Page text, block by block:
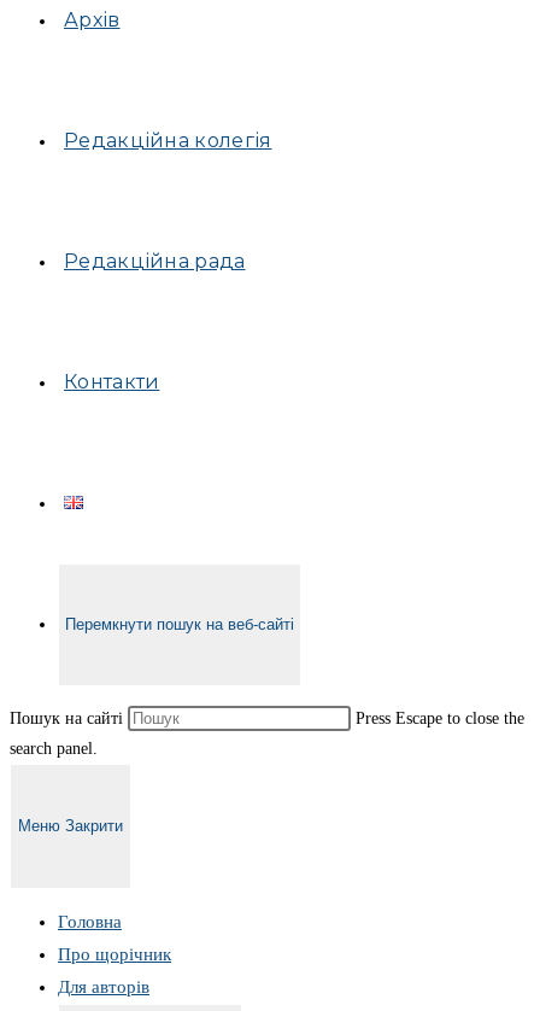
Архів
Редакційна колегія
Редакційна рада
Контакти
Перемкнути пошук на веб-сайті
Пошук на сайті
Press Escape to close the
search panel.
Меню Закрити
Головна
Про щорічник
Для авторів